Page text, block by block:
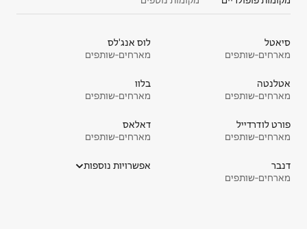
סיאטל
מארחים‑שותפים
לוס אנג'לס
מארחים‑שותפים
אטלנטה
מארחים‑שותפים
בלוו
מארחים‑שותפים
פורט לודרדייל
מארחים‑שותפים
דאלאס
מארחים‑שותפים
דנבר
מארחים‑שותפים
אפשרויות נוספות